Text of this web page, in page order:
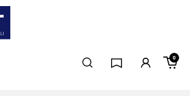
0